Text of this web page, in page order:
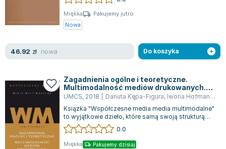
Książki o naukach politycznych dla studentów
Książki do nauk przyrodniczych dla studentów
Książki do nauk ścisłych dla studentów
Technologia żywności - książki
Zarządzanie i marketing - książki
Nauka języków obcych - książki
Podręczniki dla nauczycieli - metodyka
Repetytoria, testy i materiały pomocnicze
Clive Cussler
Józef Ignacy Kraszewski
Martyna Wojciechowska
Melissa De la Cruz
Blanka Lipińska
Jaś Kapela
Agatha Christie
Witold Gadowski
Miękka
Pakujemy jutro
Nowa
46.92 zł nowa Do koszyka
Zagadnienia ogólne i teoretyczne.
Multimodalność mediów drukowanych.
Współczesne media. Tom 1
UMCS, 2018 Danuta Kępa-Figura, Iwona Hofman,
Książka "Współczesne media media multimodalne"
to wyjątkowe dzieło, które samą swoją strukturą
odzwierciedla wielowymiarowość, będ...
0.0
Miękka Pakujemy dzisiaj